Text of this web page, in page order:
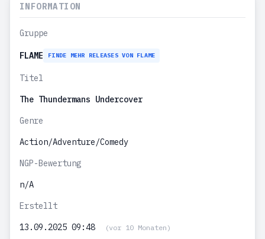
INFORMATION
Gruppe
FLAME FINDE MEHR RELEASES VON FLAME
Titel
The Thundermans Undercover
Genre
Action/Adventure/Comedy
NGP-Bewertung
n/A
Erstellt
13.09.2025 09:48
(vor 10 Monaten)